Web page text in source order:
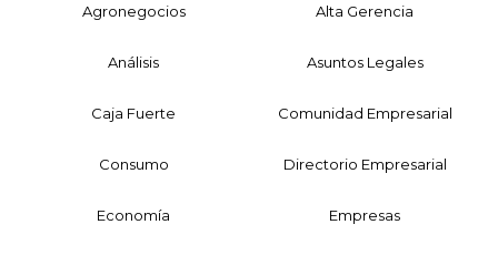
Agronegocios Alta Gerencia
Análisis Asuntos Legales
Caja Fuerte Comunidad Empresarial
Consumo Directorio Empresarial
Economía Empresas